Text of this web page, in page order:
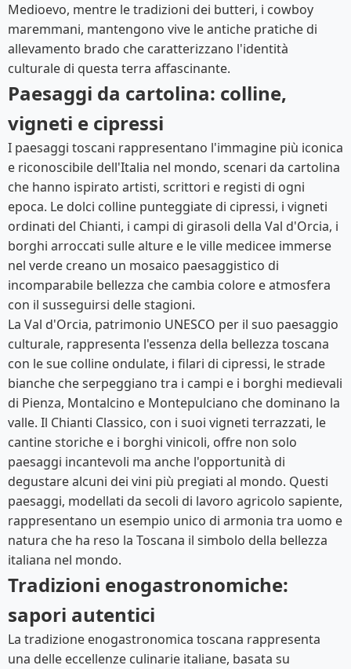
Medioevo, mentre le tradizioni dei butteri, i cowboy
maremmani, mantengono vive le antiche pratiche di
allevamento brado che caratterizzano l'identità
culturale di questa terra affascinante.
Paesaggi da cartolina: colline,
vigneti e cipressi
I paesaggi toscani rappresentano l'immagine più iconica
e riconoscibile dell'Italia nel mondo, scenari da cartolina
che hanno ispirato artisti, scrittori e registi di ogni
epoca. Le dolci colline punteggiate di cipressi, i vigneti
ordinati del Chianti, i campi di girasoli della Val d'Orcia, i
borghi arroccati sulle alture e le ville medicee immerse
nel verde creano un mosaico paesaggistico di
incomparabile bellezza che cambia colore e atmosfera
con il susseguirsi delle stagioni.
La Val d'Orcia, patrimonio UNESCO per il suo paesaggio
culturale, rappresenta l'essenza della bellezza toscana
con le sue colline ondulate, i filari di cipressi, le strade
bianche che serpeggiano tra i campi e i borghi medievali
di Pienza, Montalcino e Montepulciano che dominano la
valle. Il Chianti Classico, con i suoi vigneti terrazzati, le
cantine storiche e i borghi vinicoli, offre non solo
paesaggi incantevoli ma anche l'opportunità di
degustare alcuni dei vini più pregiati al mondo. Questi
paesaggi, modellati da secoli di lavoro agricolo sapiente,
rappresentano un esempio unico di armonia tra uomo e
natura che ha reso la Toscana il simbolo della bellezza
italiana nel mondo.
Tradizioni enogastronomiche:
sapori autentici
La tradizione enogastronomica toscana rappresenta
una delle eccellenze culinarie italiane, basata su